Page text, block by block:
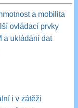
a mobilita
ovládací prvky
a ukládání dat
i v zátěži